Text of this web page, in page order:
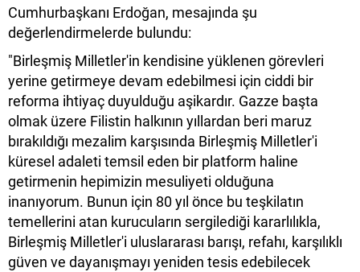
Cumhurbaşkanı Erdoğan, mesajında şu
değerlendirmelerde bulundu:
"Birleşmiş Milletler'in kendisine yüklenen görevleri
yerine getirmeye devam edebilmesi için ciddi bir
reforma ihtiyaç duyulduğu aşikardır. Gazze başta
olmak üzere Filistin halkının yıllardan beri maruz
bırakıldığı mezalim karşısında Birleşmiş Milletler'i
küresel adaleti temsil eden bir platform haline
getirmenin hepimizin mesuliyeti olduğuna
inanıyorum. Bunun için 80 yıl önce bu teşkilatın
temellerini atan kurucuların sergilediği kararlılıkla,
Birleşmiş Milletler'i uluslararası barışı, refahı, karşılıklı
güven ve dayanışmayı yeniden tesis edebilecek